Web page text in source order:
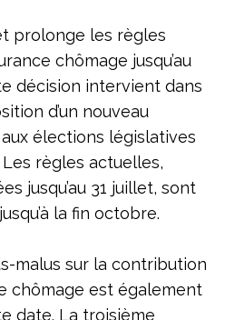
prolonge les règles
chômage jusqu’au
décision intervient dans
d’un nouveau
élections législatives
règles actuelles,
jusqu’au 31 juillet, sont
la fin octobre.
malus sur la contribution
chômage est également
date. La troisième